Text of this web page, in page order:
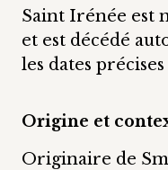
Saint Irénée est
et est décédé
les dates
Origine et
Originaire de